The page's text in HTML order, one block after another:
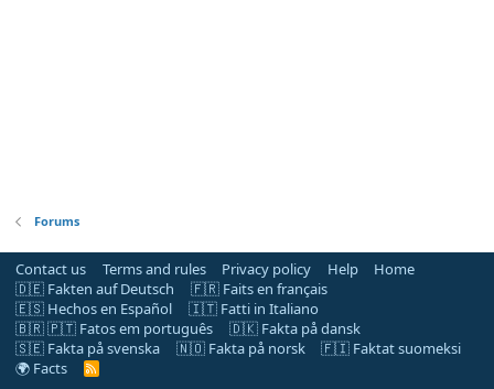
Forums
Contact us Terms and rules Privacy policy Help
Home
🇩🇪 Fakten auf Deutsch
🇫🇷 Faits en français
🇪🇸 Hechos en Español
🇮🇹 Fatti in Italiano
🇧🇷 🇵🇹 Fatos em português
🇩🇰 Fakta på dansk
🇸🇪 Fakta på svenska
🇳🇴 Fakta på norsk
🇫🇮 Faktat suomeksi
🌍 Facts
R